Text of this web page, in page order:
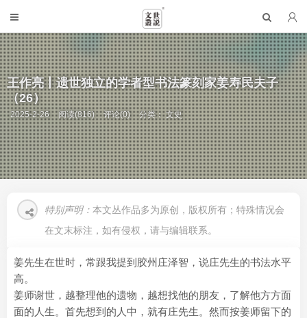
王作亮丨遗世独立的学者型书法篆刻家姜寿民夫子
（26）
2025-2-26 阅读(816) 评论(0) 分类：文史
特别声明： 本文丛作品多为原创，版权所有；特殊情况会
在文末标注，如有侵权，请与编辑联系。
姜先生在世时，常跟我提到胶州庄泽智，说庄先生的书法水平
高。
姜师谢世，越整理他的遗物，越想找他的朋友，了解他方方面
面的人生。首先想到的人中，就有庄先生。然而按姜师留下的